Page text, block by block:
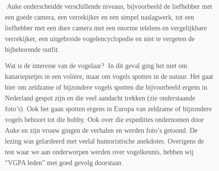
Auke onderscheidde verschillende niveaus, bijvoorbeeld de liefhebber met
een goede camera, een verrekijker en een simpel naslagwerk, tot een
liefhebber met een dure camera met een enorme telelens en vergelijkbare
verrekijker, een uitgebreide vogelencyclopedie en niet te vergeten de
bijbehorende outfit.
Wat is de interesse van de vogelaar? In dit geval ging het niet om
kanariepietjes in een volière, maar om vogels spotten in de natuur. Het gaat
hier om zeldzame of bijzondere vogels spotten die bijvoorbeeld ergens in
Nederland gespot zijn en die veel aandacht trekken (zie onderstaande
foto’s). Ook het gaan spotten ergens in Europa van zeldzame of bijzondere
vogels behoort tot die hobby. Ook over die expedities ondernomen door
Auke en zijn vrouw gingen de verhalen en werden foto’s getoond. De
lezing was gelardeerd met veelal humoristische anekdotes. Overigens de
test waar we aan onderworpen werden over vogelkennis, hebben wij
“VGPA leden” met goed gevolg doorstaan.